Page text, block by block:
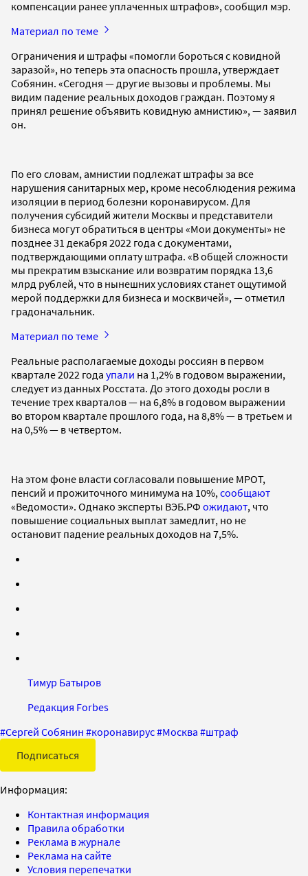
компенсации ранее уплаченных штрафов», сообщил мэр.
Материал по теме
Ограничения и штрафы «помогли бороться с ковидной
заразой», но теперь эта опасность прошла, утверждает
Собянин. «Сегодня — другие вызовы и проблемы. Мы
видим падение реальных доходов граждан. Поэтому я
принял решение объявить ковидную амнистию», — заявил
он.
По его словам, амнистии подлежат штрафы за все
нарушения санитарных мер, кроме несоблюдения режима
изоляции в период болезни коронавирусом. Для
получения субсидий жители Москвы и представители
бизнеса могут обратиться в центры «Мои документы» не
позднее 31 декабря 2022 года с документами,
подтверждающими оплату штрафа. «В общей сложности
мы прекратим взыскание или возвратим порядка 13,6
млрд рублей, что в нынешних условиях станет ощутимой
мерой поддержки для бизнеса и москвичей», — отметил
градоначальник.
Материал по теме
Реальные располагаемые доходы россиян в первом
квартале 2022 года упали на 1,2% в годовом выражении,
следует из данных Росстата. До этого доходы росли в
течение трех кварталов — на 6,8% в годовом выражении
во втором квартале прошлого года, на 8,8% — в третьем и
на 0,5% — в четвертом.
На этом фоне власти согласовали повышение МРОТ,
пенсий и прожиточного минимума на 10%, сообщают
«Ведомости». Однако эксперты ВЭБ.РФ ожидают, что
повышение социальных выплат замедлит, но не
остановит падение реальных доходов на 7,5%.
Тимур Батыров
Редакция Forbes
#Сергей Собянин #коронавирус#Москва #штраф
Подписаться
Информация:
Контактная информация
Правила обработки
Реклама в журнале
Реклама на сайте
Условия перепечатки